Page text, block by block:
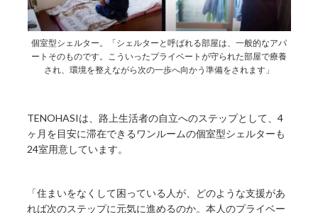
個室型シェルター。「シェルターと呼ばれる部屋は、一般的なアパ
ートそのものです。こういったプライベートが守られた部屋で療養
され、環境を整えながら次の一歩へ向かう準備をされます」
TENOHASIは、路上生活者の自立へのステップとして、4
ヶ月を目安に滞在できるワンルームの個室型シェルターも
24室用意しています。
「住まいをなくして困っている人が、どのような支援があ
れば次のステップに元気に進めるのか。本人のプライベー